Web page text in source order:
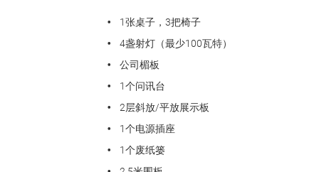
1张桌子，3把椅子
4盏射灯（最少100瓦特）
公司楣板
1个问讯台
2层斜放/平放展示板
1个电源插座
1个废纸篓